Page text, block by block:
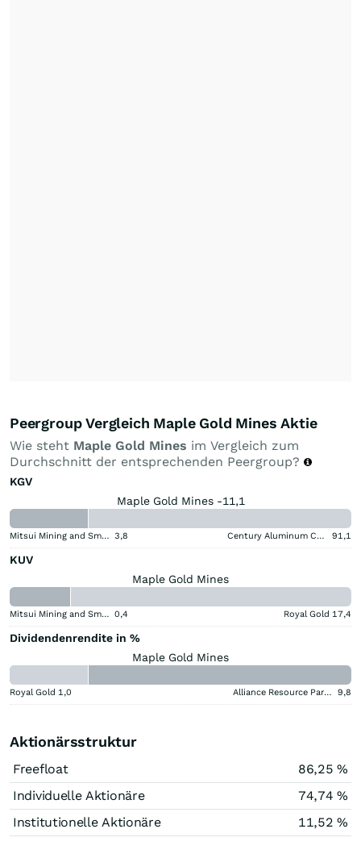
Peergroup Vergleich Maple Gold Mines Aktie
Wie steht Maple Gold Mines im Vergleich zum
Durchschnitt der entsprechenden Peergroup?
KGV
Maple Gold Mines -11,1
Mitsui Mining and Smelting Company 3,8 Century Aluminum Company 91,1
KUV
Maple Gold Mines
Mitsui Mining and Smelting Company 0,4 Royal Gold 17,4
Dividendenrendite in %
Maple Gold Mines
Royal Gold 1,0 Alliance Resource Partners 9,8
Aktionärsstruktur
Freefloat
86,25 %
Individuelle Aktionäre
74,74 %
Institutionelle Aktionäre
11,52 %